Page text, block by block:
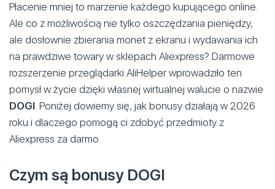
Płacenie mniej to marzenie każdego kupującego online.
Ale co z możliwością nie tylko oszczędzania pieniędzy,
ale dosłownie zbierania monet z ekranu i wydawania ich
na prawdziwe towary w sklepach Aliexpress? Darmowe
rozszerzenie przeglądarki AliHelper wprowadziło ten
pomysł w życie dzięki własnej wirtualnej walucie o nazwie
DOGI. Poniżej dowiemy się, jak bonusy działają w 2026
roku i dlaczego pomogą ci zdobyć przedmioty z
Aliexpress za darmo.
Czym są bonusy DOGI